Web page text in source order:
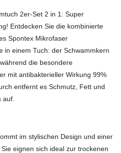
2er-Set 2 in 1: Super
Entdecken Sie die kombinierte
Spontex Mikrofaser
in einem Tuch: der Schwammkern
die besondere
mit antibakterieller Wirkung 99%
entfernt es Schmutz, Fett und
im stylischen Design und einer
eignen sich ideal zur trockenen